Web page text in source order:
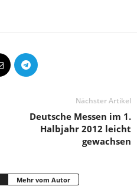
Nächster Artikel
Deutsche Messen im 1.
Halbjahr 2012 leicht
gewachsen
Mehr vom Autor